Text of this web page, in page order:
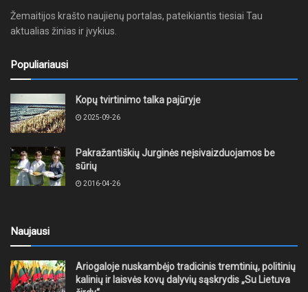
Žemaitijos krašto naujienų portalas, pateikiantis tiesiai Tau
aktualias žinias ir įvykius.
Populiariausi
Kopų tvirtinimo talka pajūryje
2025-09-26
Pakražantiškių Jurginės neįsivaizduojamos be
sūrių
2016-04-26
Naujausi
Ariogaloje nuskambėjo tradicinis tremtinių, politinių
kalinių ir laisvės kovų dalyvių sąskrydis „Su Lietuva